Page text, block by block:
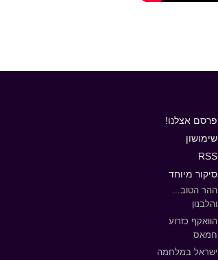
פרסם אצלנו!
שימושון
RSS
סיקור מיוחד
ההר הטוב...
והלבנון
הוואקף כזרוע
חמאס
ישראל במלחמה